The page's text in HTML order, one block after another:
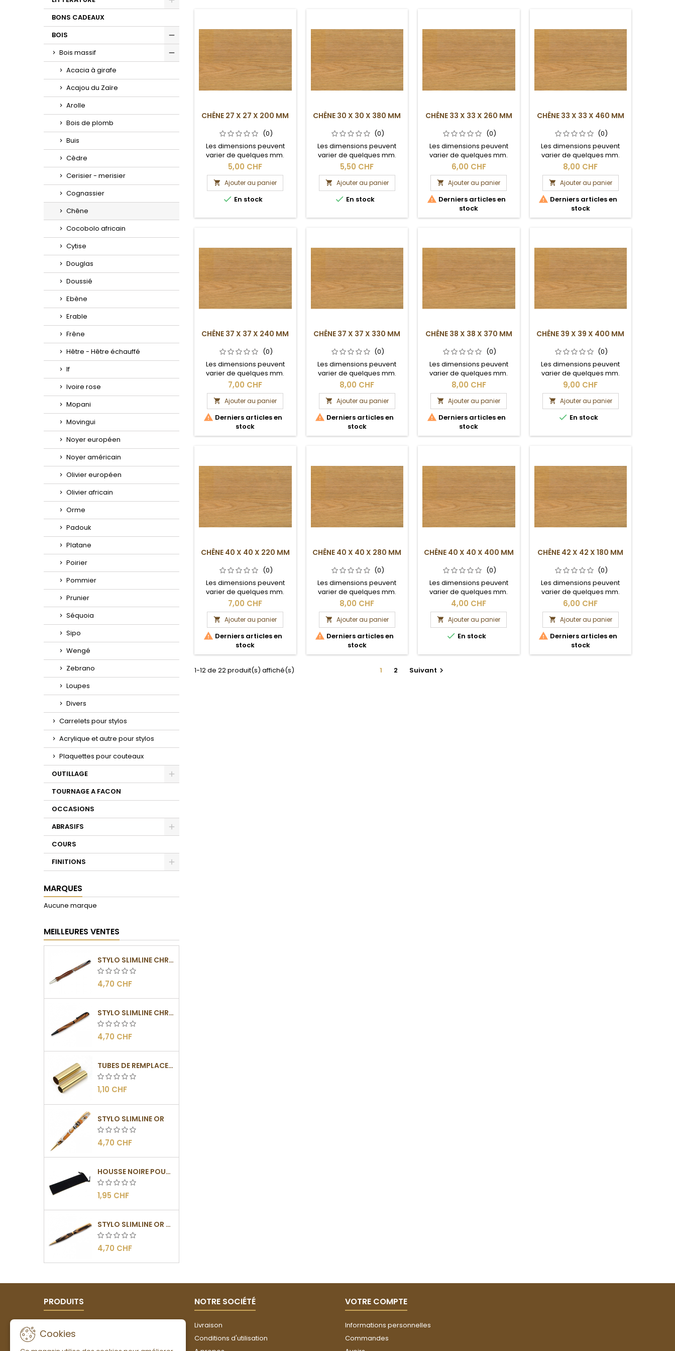
BONS CADEAUX
BOIS
Toggle
Bois massif
Toggle
Acacia à girafe
Acajou du Zaïre
Arolle
Bois de plomb
Buis
Cèdre
Cerisier - merisier
Cognassier
Chêne
Cocobolo africain
Cytise
Douglas
Doussié
Ebène
Erable
Frêne
Hêtre - Hêtre échauffé
If
Ivoire rose
Mopani
Movingui
Noyer européen
Noyer américain
Olivier européen
Olivier africain
Orme
Padouk
Platane
Poirier
Pommier
Prunier
Séquoia
Sipo
Wengé
Zebrano
Loupes
Divers
Carrelets pour stylos
Acrylique et autre pour stylos
Plaquettes pour couteaux
OUTILLAGE
TOURNAGE A FACON
OCCASIONS
ABRASIFS
COURS
FINITIONS
MARQUES
Aucune marque
MEILLEURES VENTES
STYLO SLIMLINE CHROMÉ
4,70 CHF
STYLO SLIMLINE CHROMÉ NOIR
4,70 CHF
TUBES DE REMPLACEMENT POUR MÉCANISME SLIMLINE
1,10 CHF
STYLO SLIMLINE OR
4,70 CHF
HOUSSE NOIRE POUR STYLO
1,95 CHF
STYLO SLIMLINE OR - BARRETTE PLATE
4,70 CHF
CHÊNE 27 X 27 X 200 MM
(0)
Les dimensions peuvent
varier de quelques mm.
Section brute.
5,00 CHF
 Ajouter au panier
 En stock
CHÊNE 30 X 30 X 380 MM
(0)
Les dimensions peuvent
varier de quelques mm.
Section brute.
5,50 CHF
 Ajouter au panier
 En stock
CHÊNE 33 X 33 X 260 MM
(0)
Les dimensions peuvent
varier de quelques mm.
Section brute.
6,00 CHF
 Ajouter au panier
 Derniers articles en
stock
CHÊNE 33 X 33 X 460 MM
(0)
Les dimensions peuvent
varier de quelques mm.
Section brute.
8,00 CHF
 Ajouter au panier
 Derniers articles en
stock
CHÊNE 37 X 37 X 240 MM
(0)
Les dimensions peuvent
varier de quelques mm.
Section brute.
7,00 CHF
 Ajouter au panier
 Derniers articles en
stock
CHÊNE 37 X 37 X 330 MM
(0)
Les dimensions peuvent
varier de quelques mm.
Section brute.
8,00 CHF
 Ajouter au panier
 Derniers articles en
stock
CHÊNE 38 X 38 X 370 MM
(0)
Les dimensions peuvent
varier de quelques mm.
Section brute.
8,00 CHF
 Ajouter au panier
 Derniers articles en
stock
CHÊNE 39 X 39 X 400 MM
(0)
Les dimensions peuvent
varier de quelques mm.
Section brute.
9,00 CHF
 Ajouter au panier
 En stock
CHÊNE 40 X 40 X 220 MM
(0)
Les dimensions peuvent
varier de quelques mm.
Section brute.
7,00 CHF
 Ajouter au panier
 Derniers articles en
stock
CHÊNE 40 X 40 X 280 MM
(0)
Les dimensions peuvent
varier de quelques mm.
Section brute.
8,00 CHF
 Ajouter au panier
 Derniers articles en
stock
CHÊNE 40 X 40 X 400 MM
(0)
Les dimensions peuvent
varier de quelques mm.
Section brute.
4,00 CHF
 Ajouter au panier
 En stock
CHÊNE 42 X 42 X 180 MM
(0)
Les dimensions peuvent
varier de quelques mm.
Section brute.
6,00 CHF
 Ajouter au panier
 Derniers articles en
stock
1-12 de 22 produit(s) affiché(s) 1 2 Suivant 
PRODUITS
Nouveaux produits
NOTRE SOCIÉTÉ
Livraison
Conditions d'utilisation
VOTRE COMPTE
Informations personnelles
Commandes
Cookies